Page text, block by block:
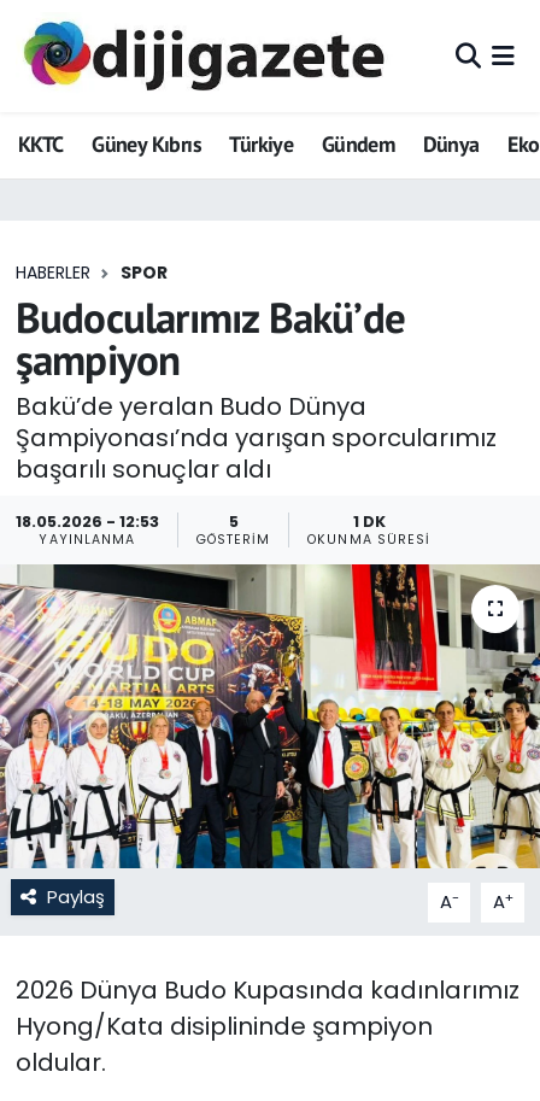
KKTC Güney Kıbrıs Türkiye Gündem Dünya
HABERLER SPOR
Budocularımız Bakü’de
şampiyon
Bakü’de yeralan Budo Dünya
Şampiyonası’nda yarışan sporcularımız
başarılı sonuçlar aldı
18.05.2026 - 12:53
YAYINLANMA
5
GÖSTERIM
1 DK
OKUNMA SÜRESI
Paylaş A- A+
2026 Dünya Budo Kupasında kadınlarımız
Hyong/Kata disiplininde şampiyon
oldular.
ADVERTORIAL
Dijigazete
Eğitim
Ekonomi
Foto Galeri
GEZİ
Güncel
Gündem
KKTC
KKTC YEREL SEÇİM 2018
Kültür Sanat
Magazin
Moda
Otomobil Dünyası
Politika
Hava Durumu
Trafik Durumu
Tüm Manşetler
Son Dakika Haberleri
Haber Arşivi